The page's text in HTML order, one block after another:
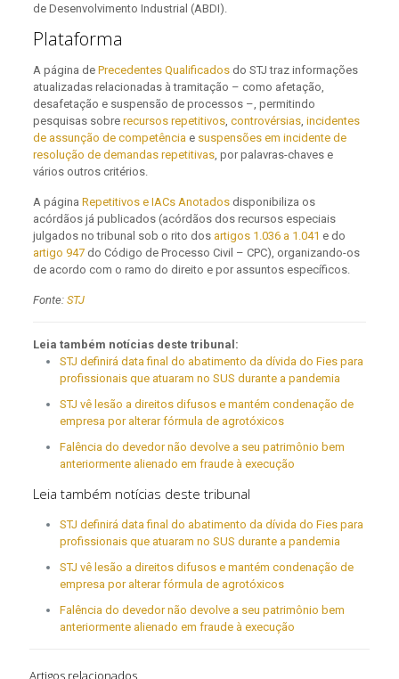
de Desenvolvimento Industrial (ABDI).
Plataforma
A página de Precedentes Qualificadosdo STJ traz informações
atualizadas relacionadas à tramitação – como afetação,
desafetação e suspensão de processos –, permitindo
pesquisas sobre recursos repetitivos, controvérsias, incidentes
de assunção de competência e suspensões em incidente de
resolução de demandas repetitivas, por palavras-chaves e
vários outros critérios.
A página Repetitivos e IACs Anotadosdisponibiliza os
acórdãos já publicados (acórdãos dos recursos especiais
julgados no tribunal sob o rito dos artigos 1.036 a 1.041 e do
artigo 947do Código de Processo Civil – CPC), organizando-os
de acordo com o ramo do direito e por assuntos específicos.
Fonte: STJ
Leia também notícias deste tribunal:
STJ definirá data final do abatimento da dívida do Fies para
profissionais que atuaram no SUS durante a pandemia
STJ vê lesão a direitos difusos e mantém condenação de
empresa por alterar fórmula de agrotóxicos
Falência do devedor não devolve a seu patrimônio bem
anteriormente alienado em fraude à execução
Leia também notícias deste tribunal
STJ definirá data final do abatimento da dívida do Fies para
profissionais que atuaram no SUS durante a pandemia
STJ vê lesão a direitos difusos e mantém condenação de
empresa por alterar fórmula de agrotóxicos
Falência do devedor não devolve a seu patrimônio bem
anteriormente alienado em fraude à execução
Artigos relacionados